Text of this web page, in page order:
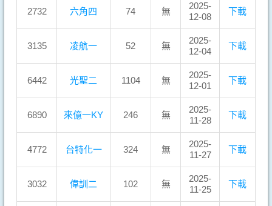
2732 六角四 74 無
2025-
12-08
下載
3135 凌航一 52 無
2025-
12-04
下載
6442 光聖二 1104 無
2025-
12-01
下載
6890 來億一KY 246 無
2025-
11-28
下載
4772 台特化一 324 無
2025-
11-27
下載
3032 偉訓二 102 無
2025-
11-25
下載